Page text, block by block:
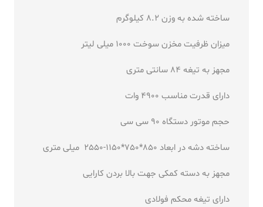
ساخته شده به وزن 8.2 کیلوگرم
میزان ظرفیت مخزن سوخت 1000 میلی لیتر
مجهز به تیغه 84 سانتی متری
دارای قدرت مناسب 4900 وات
حجم موتور دستگاه 90 سی سی
ساخته دشه در ابعاد 850*750*1150-2550 میلی متری
مجهز به دسته کمکی جهت بالا بردن کارایی
دارای تیغه محکم فولادی